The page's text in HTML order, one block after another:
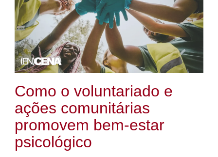
Como o voluntariado e
ações comunitárias
promovem bem-estar
psicológico